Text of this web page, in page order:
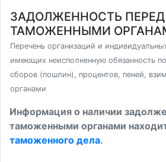
ЗАДОЛЖЕННОСТЬ ПЕРЕД
ТАМОЖЕННЫМИ
Перечень организаций и
имеющих неисполненную обязанность
сборов (пошлин), процентов, пеней,
органами
Информация о наличии
таможенными органами
таможенного дела.